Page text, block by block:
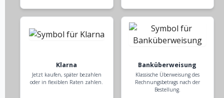
Klarna
Jetzt kaufen, später bezahlen
oder in flexiblen Raten zahlen.
Banküberweisung
Klassische Überweisung des
Rechnungsbetrags nach der
Bestellung.